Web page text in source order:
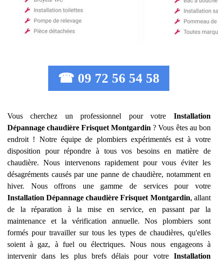
☎ 09 72 56 54 58
Vous cherchez un professionnel pour votre Installation
Dépannage chaudière Frisquet Montgardin ? Vous êtes au bon
endroit ! Notre équipe de plombiers expérimentés est à votre
disposition pour répondre à tous vos besoins en matière de
chaudière. Nous intervenons rapidement pour vous éviter les
désagréments causés par une panne de chaudière, notamment en
hiver. Nous offrons une gamme de services pour votre
Installation Dépannage chaudière Frisquet Montgardin, allant
de la réparation à la mise en service, en passant par la
maintenance et la vérification annuelle. Nos plombiers sont
formés pour travailler sur tous les types de chaudières, qu'elles
soient à gaz, à fuel ou électriques. Nous nous engageons à
intervenir dans les plus brefs délais pour votre Installation